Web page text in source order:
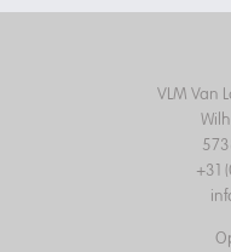
VLM Van
+31